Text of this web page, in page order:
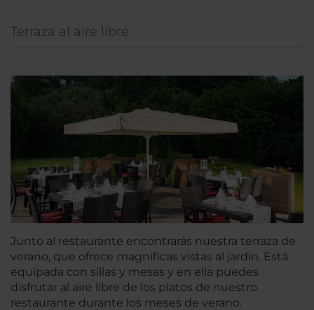
Terraza al aire libre
Junto al restaurante encontrarás nuestra terraza de
verano, que ofrece magníficas vistas al jardín. Está
equipada con sillas y mesas y en ella puedes
disfrutar al aire libre de los platos de nuestro
restaurante durante los meses de verano.